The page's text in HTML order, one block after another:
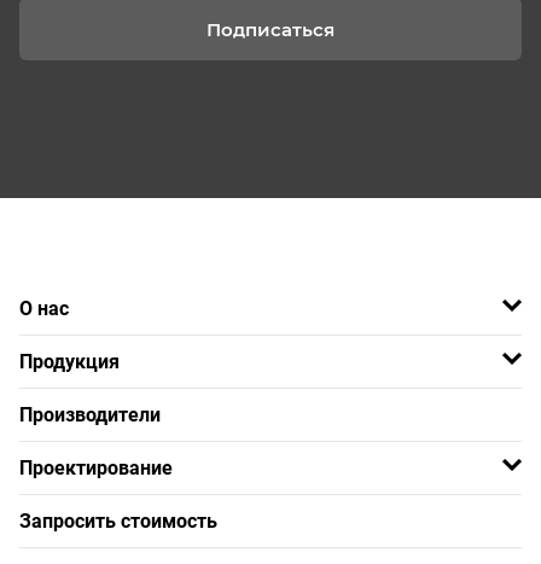
Подписаться
О нас
Продукция
Производители
Проектирование
Запросить стоимость